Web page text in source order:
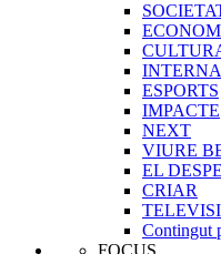
ESPORTS
IMPACTE
NEXT
VIURE
EL
CRIAR
Contingut
FOCUS